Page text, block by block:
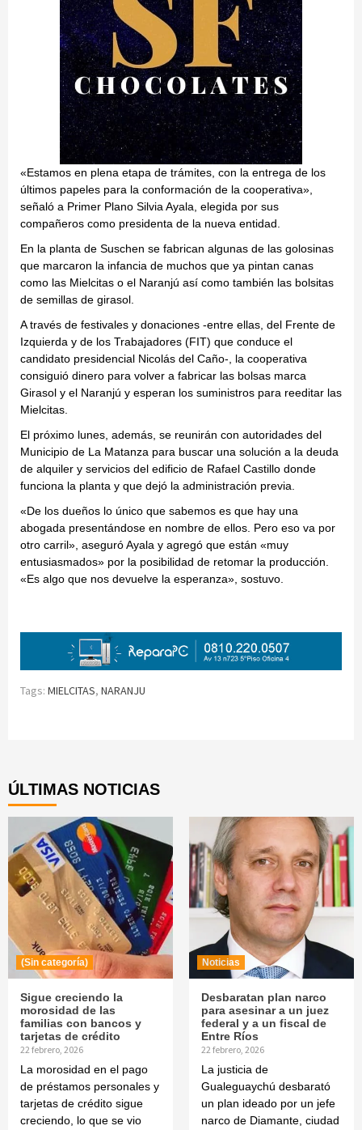
«Estamos en plena etapa de trámites, con la entrega de los
últimos papeles para la conformación de la cooperativa»,
señaló a Primer Plano Silvia Ayala, elegida por sus
compañeros como presidenta de la nueva entidad.
En la planta de Suschen se fabrican algunas de las golosinas
que marcaron la infancia de muchos que ya pintan canas
como las Mielcitas o el Naranjú así como también las bolsitas
de semillas de girasol.
A través de festivales y donaciones -entre ellas, del Frente de
Izquierda y de los Trabajadores (FIT) que conduce el
candidato presidencial Nicolás del Caño-, la cooperativa
consiguió dinero para volver a fabricar las bolsas marca
Girasol y el Naranjú y esperan los suministros para reeditar las
Mielcitas.
El próximo lunes, además, se reunirán con autoridades del
Municipio de La Matanza para buscar una solución a la deuda
de alquiler y servicios del edificio de Rafael Castillo donde
funciona la planta y que dejó la administración previa.
«De los dueños lo único que sabemos es que hay una
abogada presentándose en nombre de ellos. Pero eso va por
otro carril», aseguró Ayala y agregó que están «muy
entusiasmados» por la posibilidad de retomar la producción.
«Es algo que nos devuelve la esperanza», sostuvo.
Tags: MIELCITAS, NARANJU
ÚLTIMAS NOTICIAS
(Sin categoría)
Sigue creciendo la
morosidad de las
familias con bancos y
tarjetas de crédito
22 febrero, 2026
La morosidad en el pago
de préstamos personales y
tarjetas de crédito sigue
creciendo, lo que se vio
Noticias
Desbaratan plan narco
para asesinar a un juez
federal y a un fiscal de
Entre Ríos
22 febrero, 2026
La justicia de
Gualeguaychú desbarató
un plan ideado por un jefe
narco de Diamante, ciudad